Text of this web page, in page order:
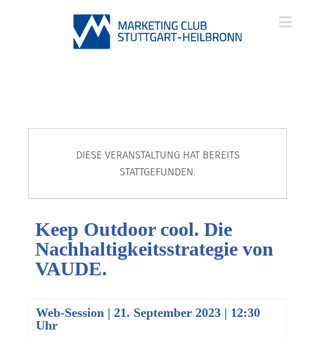
DIESE VERANSTALTUNG HAT BEREITS
STATTGEFUNDEN.
Keep Outdoor cool. Die
Nachhaltigkeitsstrategie von
VAUDE.
Web-Session | 21. September 2023 | 12:30
Uhr